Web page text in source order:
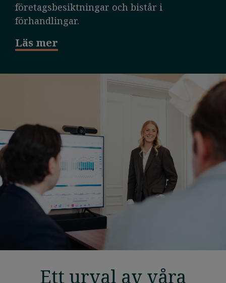
företagsbesiktningar och bistår i
förhandlingar.
Läs mer
Ett urval av våra